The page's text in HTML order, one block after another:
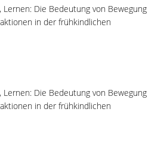
Lernen: Die Bedeutung von Bewegung
in der frühkindlichen
Lernen: Die Bedeutung von Bewegung
in der frühkindlichen